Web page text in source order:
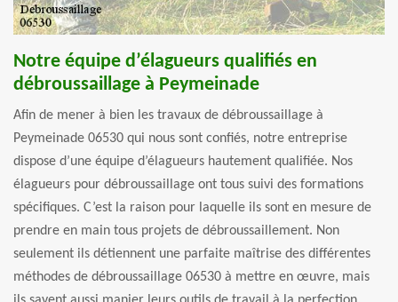
Notre équipe d’élagueurs qualifiés en
débroussaillage à Peymeinade
Afin de mener à bien les travaux de débroussaillage à
Peymeinade 06530 qui nous sont confiés, notre entreprise
dispose d’une équipe d’élagueurs hautement qualifiée. Nos
élagueurs pour débroussaillage ont tous suivi des formations
spécifiques. C’est la raison pour laquelle ils sont en mesure de
prendre en main tous projets de débroussaillement. Non
seulement ils détiennent une parfaite maîtrise des différentes
méthodes de débroussaillage 06530 à mettre en œuvre, mais